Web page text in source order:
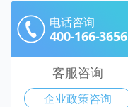
电话咨询
400-166-3656
客服咨询
企业政策咨询